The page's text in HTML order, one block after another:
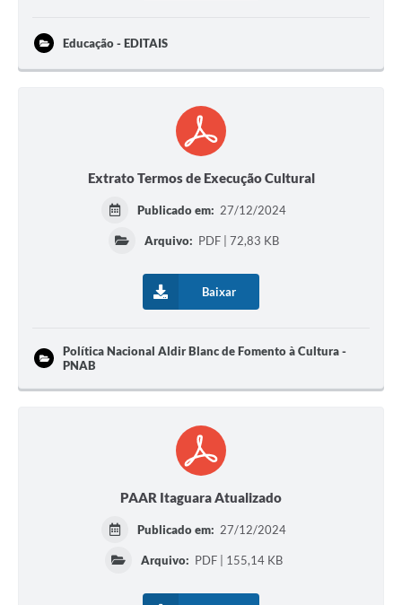
Educação - EDITAIS
Extrato Termos de Execução Cultural
Publicado em: 27/12/2024
Arquivo: PDF | 72,83 KB
Baixar
Política Nacional Aldir Blanc de Fomento à Cultura -
PNAB
PAAR Itaguara Atualizado
Publicado em: 27/12/2024
Arquivo: PDF | 155,14 KB